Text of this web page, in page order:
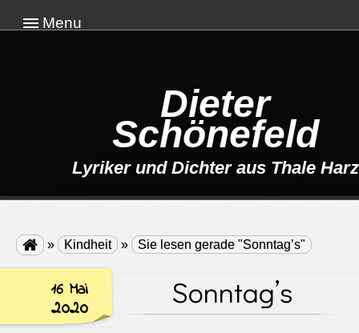
Menu
Dieter
Schönefeld
Lyriker und Dichter aus Thale Harz
 » Kindheit » Sie lesen gerade "Sonntag’s"
16 Mai
2020 Sonntag’s